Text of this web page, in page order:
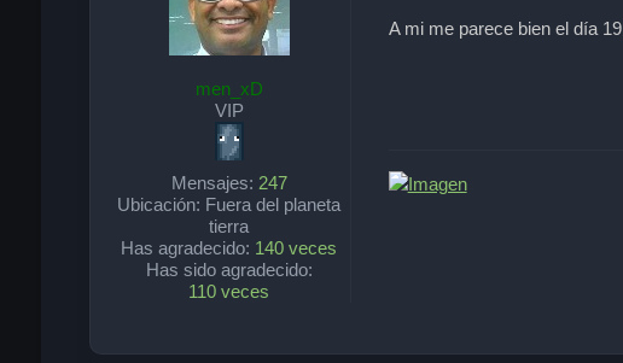
men_xD
VIP
Mensajes: 247
Ubicación: Fuera del planeta
tierra
Has agradecido: 140 veces
Has sido agradecido:
110 veces
A mi me parece bien el día 19